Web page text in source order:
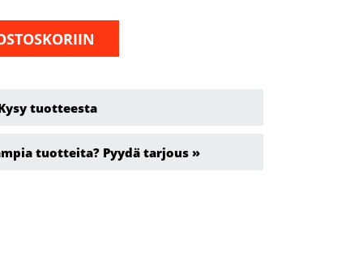
tuotteesta
tuotteita? Pyydä tarjous »